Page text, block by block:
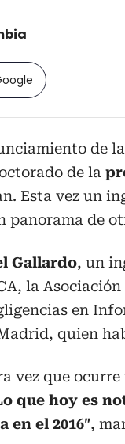
de
de la
Esta vez un
panorama de
Gallardo, un
la
en
quien
vez que
que hoy es
en el 2016″,